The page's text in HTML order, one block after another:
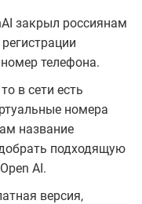
закрыл россиянам
телефона.
в сети есть
номера
название
подходящую
AI.
версия,